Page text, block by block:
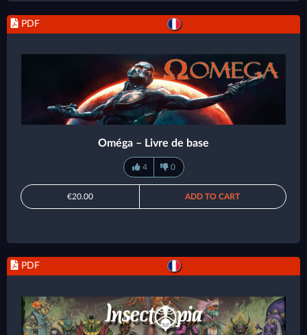
PDF
Oméga – Livre de base
4 0
€20.00 ADD TO CART
PDF